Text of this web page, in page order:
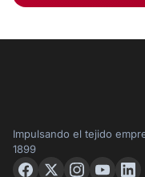
Impulsando el tejido
1899